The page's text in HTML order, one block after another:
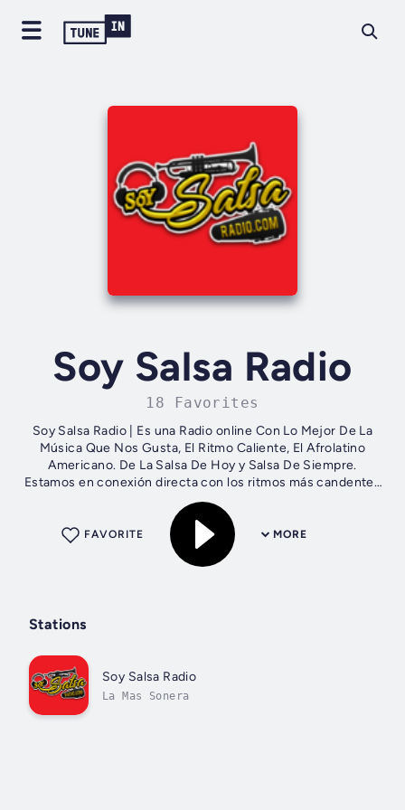
Soy Salsa Radio
18 Favorites
Soy Salsa Radio | Es una Radio online Con Lo Mejor De La
Música Que Nos Gusta, El Ritmo Caliente, El Afrolatino
Americano. De La Salsa De Hoy y Salsa De Siempre.
Estamos en conexión directa con los ritmos más candentes
y el corazón de la música...
MORE
FAVORITE
Stations
Soy Salsa Radio
La Mas Sonera